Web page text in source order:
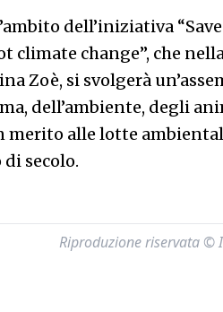
dell’iniziativa
climate change”, che
Zoè, si svolgerà
dell’ambiente, degli
merito alle lotte
secolo.
Riproduzione riservata ©